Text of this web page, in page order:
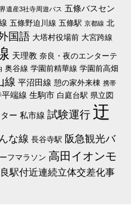
遺産3社寺周遊バス 五條バスセン
五條野迫川線 五條駅 京都線 北
国語 大塔村役場前 大宮跨線
天理教 奈良・夜のエンターテ
奥谷線 学園前精華線 学園前高畑
線 平沼田線 憩の家外来棟 携帯
端線 生駒市 白庭台駅 県立図
ー 私市線 試験運行 迂
な線 長谷寺駅 阪急観光バ
フマラソン 高田イオンモ
良駅付近連続立体交差化事